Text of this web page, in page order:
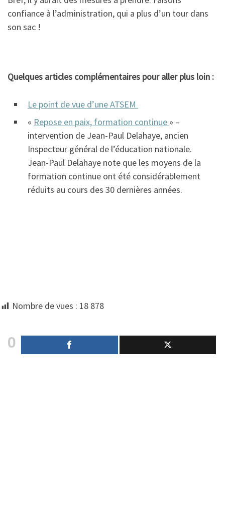
confiance à l’administration, qui a plus d’un tour dans
son sac !
Quelques articles complémentaires pour aller plus loin :
Le point de vue d’une ATSEM
« Repose en paix, formation continue » –
intervention de Jean-Paul Delahaye, ancien
Inspecteur général de l’éducation nationale.
Jean-Paul Delahaye note que les moyens de la
formation continue ont été considérablement
réduits au cours des 30 dernières années.
Nombre de vues : 18 878
0